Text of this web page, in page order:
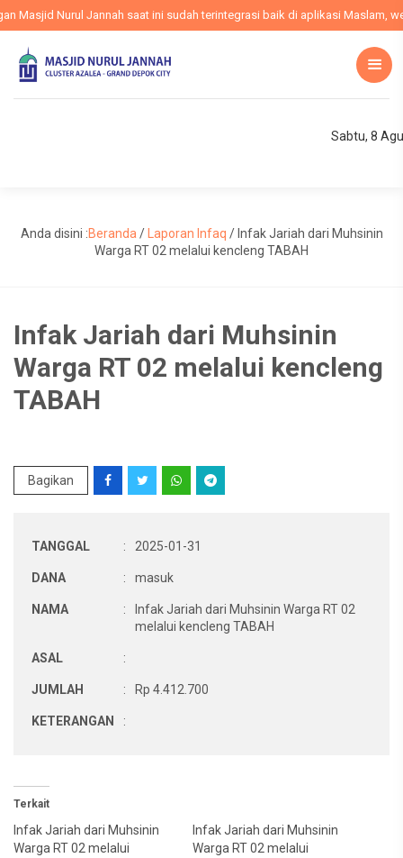
Masjid Nurul Jannah saat ini sudah terintegrasi baik di aplikasi Maslam,
Sabtu, 8
Anda disini :Beranda / Laporan Infaq / Infak Jariah dari Muhsinin
Warga RT 02 melalui kencleng TABAH
Infak Jariah dari Muhsinin
Warga RT 02 melalui kencleng
TABAH
Bagikan
TANGGAL : 2025-01-31
DANA : masuk
NAMA :
Infak Jariah dari Muhsinin Warga RT 02
melalui kencleng TABAH
ASAL :
JUMLAH : Rp 4.412.700
KETERANGAN :
Terkait
Infak Jariah dari Muhsinin
Warga RT 02 melalui
Infak Jariah dari Muhsinin
Warga RT 02 melalui